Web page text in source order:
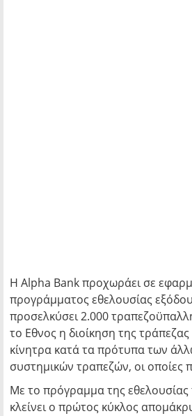
Η Alpha Bank προχωράει σε
προγράμματος εθελουσίας
προσελκύσει 2.000
το Εθνος η διοίκηση της
κίνητρα κατά τα πρότυπα των
συστημικών τραπεζών, οι οποίες
Με το πρόγραμμα της εθελουσίας
κλείνει ο πρώτος κύκλος